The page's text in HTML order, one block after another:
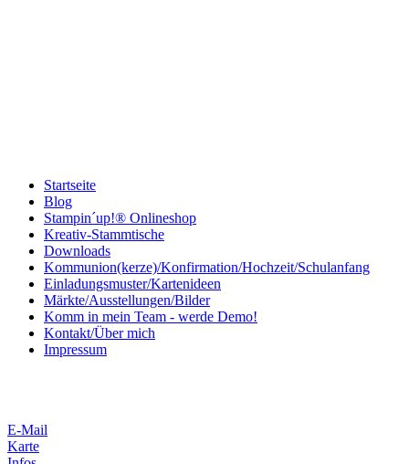
Startseite
Blog
Stampin´up!® Onlineshop
Kreativ-Stammtische
Downloads
Kommunion(kerze)/Konfirmation/Hochzeit/Schulanfang
Einladungsmuster/Kartenideen
Märkte/Ausstellungen/Bilder
Komm in mein Team - werde Demo!
Kontakt/Über mich
Impressum
E-Mail
Karte